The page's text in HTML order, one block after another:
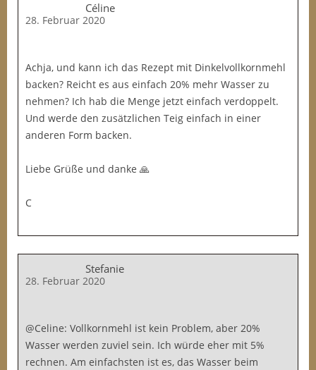
Céline
28. Februar 2020
Achja, und kann ich das Rezept mit Dinkelvollkornmehl
backen? Reicht es aus einfach 20% mehr Wasser zu
nehmen? Ich hab die Menge jetzt einfach verdoppelt.
Und werde den zusätzlichen Teig einfach in einer
anderen Form backen.
Liebe Grüße und danke 🙏
C
Stefanie
28. Februar 2020
@Celine: Vollkornmehl ist kein Problem, aber 20%
Wasser werden zuviel sein. Ich würde eher mit 5%
rechnen. Am einfachsten ist es, das Wasser beim